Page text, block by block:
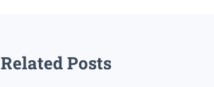
Related Posts